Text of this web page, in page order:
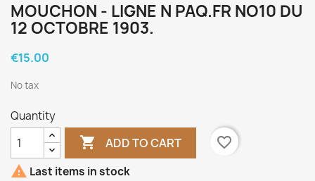
MOUCHON - LIGNE N PAQ.FR NO10 DU
12 OCTOBRE 1903.
€15.00
No tax
Quantity
 ADD TO CART
favorite_border
 Last items in stock